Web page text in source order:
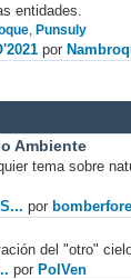
entidades.
, Punsuly
por
Ambiente
tema sobre
por
del "otro"
por PolVen